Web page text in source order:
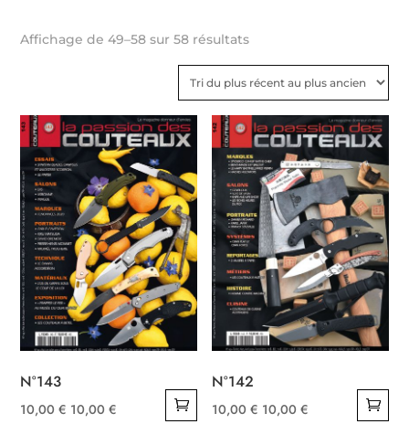
Affichage de 49–58 sur 58 résultatsTrié
du
plus
récent
au
plus
ancien
N°143
10,00€ 10,00€
N°142
10,00€ 10,00€